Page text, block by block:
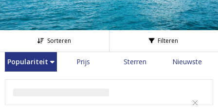
Sorteren Filteren
Populariteit Prijs Sterren Nieuwste